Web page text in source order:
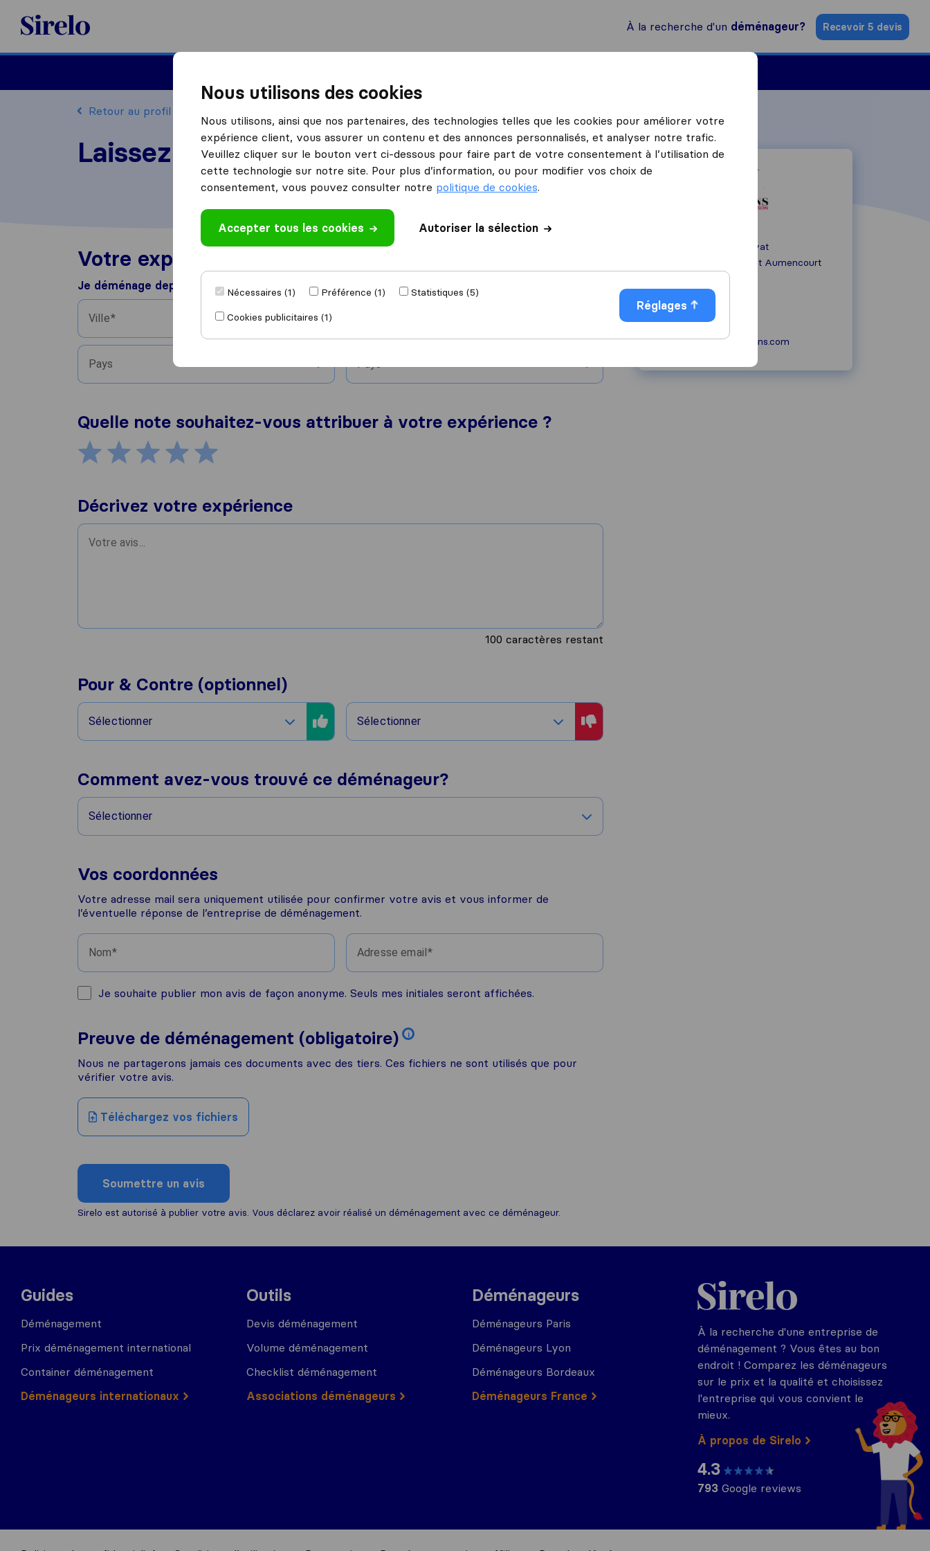
Sirelo.fr
À la recherche d'un déménageur? Recevoir 5 devis
Retour au profil
Laissez un avis pour FZ Trans
Votre expérience de déménagement
Je déménage depuis
Ville
Pays
Je déménage vers
Pays
Quelle note souhaitez-vous attribuer à votre expérience ?
Décrivez votre expérience
100 caractères restant
Pour & Contre (optionnel)
Sélectionner Sélectionner
Comment avez-vous trouvé ce déménageur?
Sélectionner
Vos coordonnées
Votre adresse mail sera uniquement utilisée pour confirmer votre avis et vous informer de
l’éventuelle réponse de l’entreprise de déménagement.
Nom Adresse email
Je souhaite publier mon avis de façon anonyme. Seuls mes initiales seront affichées.
Preuve de déménagement (obligatoire) i
Nous ne partagerons jamais ces documents avec des tiers. Ces fichiers ne sont utilisés que pour
vérifier votre avis.
Téléchargez vos fichiers
Soumettre un avis
Sirelo est autorisé à publier votre avis. Vous déclarez avoir réalisé un déménagement avec ce déménageur.
21, Rue Saint Privat
Couvron et Aumencourt
06 50 46 33 42
fz-trans.com/
a.senhadji@fz-trans.com
Guides
Déménagement
Prix déménagement international
Container déménagement
Déménageurs internationaux
Outils
Devis déménagement
Volume déménagement
Checklist déménagement
Associations déménageurs
Déménageurs
Déménageurs Paris
Déménageurs Lyon
Déménageurs Bordeaux
Déménageurs France
Sirelo.fr
À la recherche d'une entreprise de
déménagement ? Vous êtes au bon
endroit ! Comparez les déménageurs
sur le prix et la qualité et choisissez
l'entreprise qui vous convient le
mieux.
À propos de Sirelo
4.3
793 Google reviews
Nous utilisons des cookies
Nous utilisons, ainsi que nos partenaires, des technologies telles que les cookies pour améliorer votre
expérience client, vous assurer un contenu et des annonces personnalisés, et analyser notre trafic.
Veuillez cliquer sur le bouton vert ci-dessous pour faire part de votre consentement à l’utilisation de
cette technologie sur notre site. Pour plus d’information, ou pour modifier vos choix de
consentement, vous pouvez consulter notre politique de cookies.
Accepter tous les cookies Autoriser la sélection
Nécessaires (1) Préférence (1)
Statistiques (5)
Cookies publicitaires (1)
Réglages